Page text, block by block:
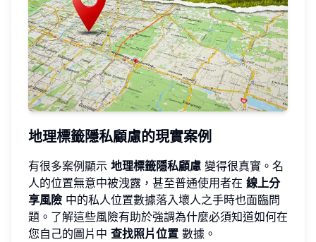
地理標籤隱私顧慮的現實案例
有很多案例顯示 地理標籤隱私顧慮 變得很真實。名
人的位置無意中被洩露，甚至普通使用者在 線上分
享風險 中的私人位置數據落入壞人之手時也面臨問
題。了解這些風險有助於強調為什麼必須知道如何在
您自己的圖片中 查找照片位置 數據。